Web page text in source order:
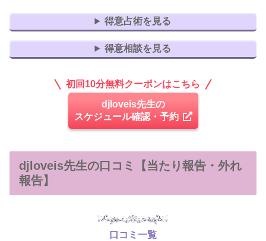
得意占術を見る
得意相談を見る
初回10分無料クーポンはこちら
djloveis先生の
スケジュール確認・予約
djloveis先生の口コミ【当たり報告・外れ
報告】
口コミ一覧